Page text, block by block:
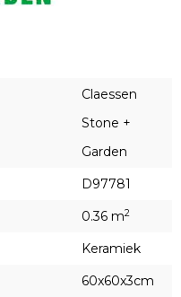
Claessen
Stone +
Garden
D97781
0.36 m2
Keramiek
60x60x3cm